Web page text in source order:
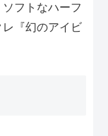
ソフトなハーフ
『幻のアイビ